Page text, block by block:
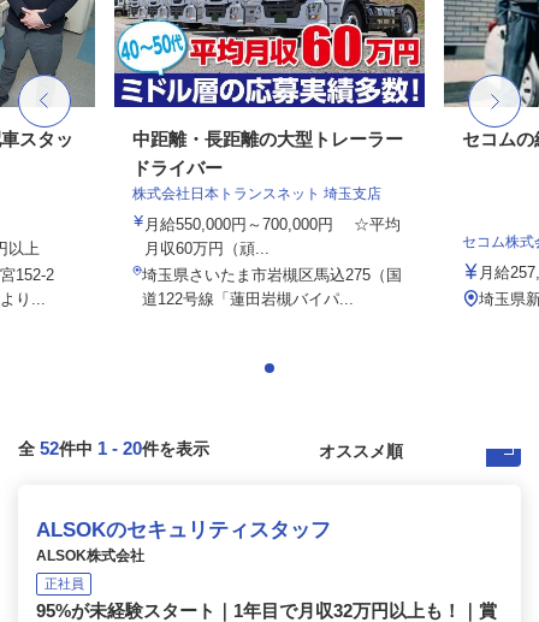
スタッ
以上
152-2
り...
中距離・長距離の大型トレーラー
ドライバー
株式会社日本トランスネット 埼玉支店
月給550,000円～700,000円 ☆平均
月収60万円（頑...
埼玉県さいたま市岩槻区馬込275（国
道122号線「蓮田岩槻バイパ...
セコムの
セコム株式
月給
埼玉県
全 52件中 1 - 20件を表示
ALSOKのセキュリティスタッフ
ALSOK株式会社
正社員
95%が未経験スタート｜1年目で月収32万円以上も！｜賞